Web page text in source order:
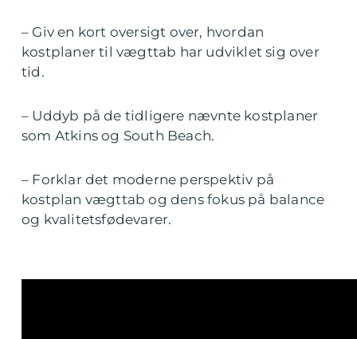
– Giv en kort oversigt over, hvordan
kostplaner til vægttab har udviklet sig over
tid.
– Uddyb på de tidligere nævnte kostplaner
som Atkins og South Beach.
– Forklar det moderne perspektiv på
kostplan vægttab og dens fokus på balance
og kvalitetsfødevarer.